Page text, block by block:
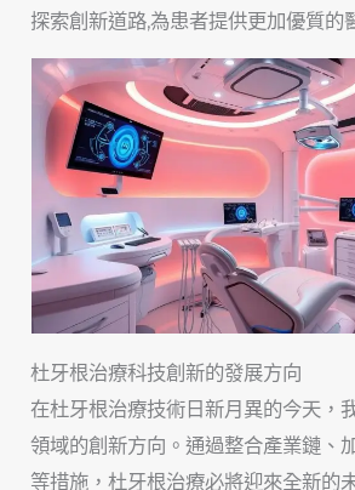
探索創新道路,為患者提供更加優質的
杜牙根治療科技創新的發展方向
在杜牙根治療技術日新月異的今天，
領域的創新方向。通過整合產業鏈、
等措施，杜牙根治療必將迎來全新的